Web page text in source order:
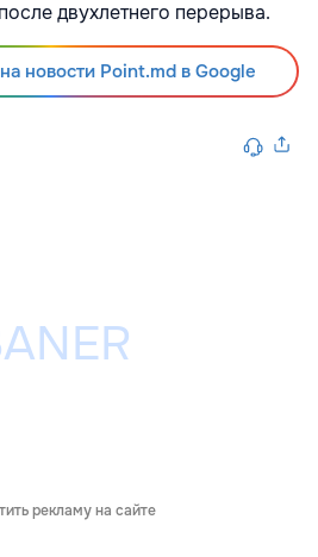
двухлетнего перерыва.
новости Point.md в Google
рекламу на сайте